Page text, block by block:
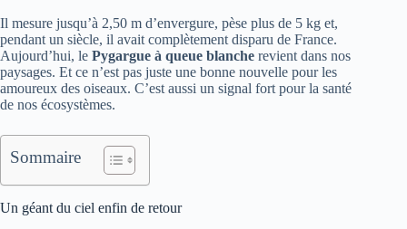
Il mesure jusqu’à 2,50 m d’envergure, pèse plus de 5 kg et,
pendant un siècle, il avait complètement disparu de France.
Aujourd’hui, le Pygargue à queue blanche revient dans nos
paysages. Et ce n’est pas juste une bonne nouvelle pour les
amoureux des oiseaux. C’est aussi un signal fort pour la santé
de nos écosystèmes.
Sommaire
Un géant du ciel enfin de retour